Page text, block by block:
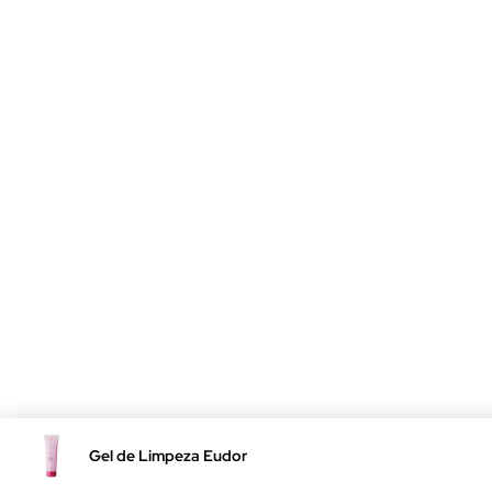
Gel de Limpeza Eudora Niina Secrets Skin 100g